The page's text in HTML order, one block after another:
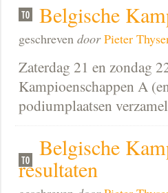
Belgische
geschreven door Pieter
Zaterdag 21 en zondag
Kampioenschappen A
podiumplaatsen
Belgische
resultaten